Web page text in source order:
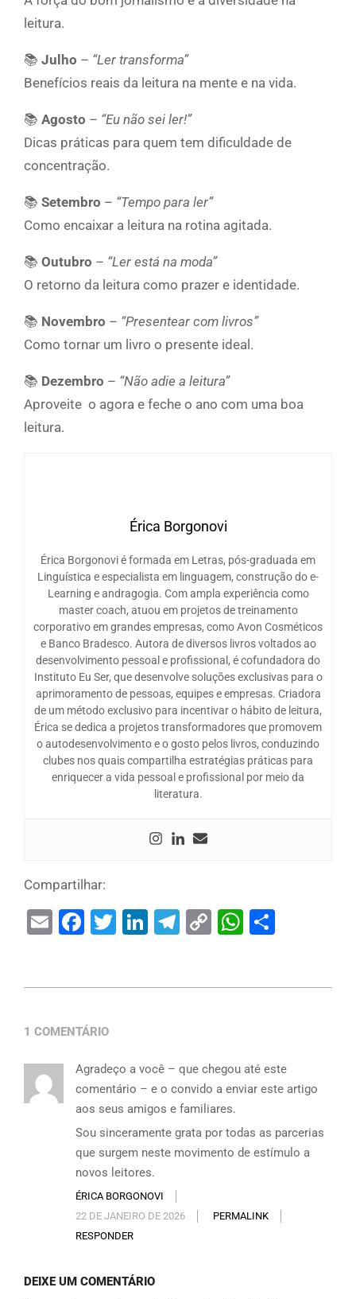
leitura.
📚 Julho – “Ler transforma”
Benefícios reais da leitura na mente e na vida.
📚 Agosto – “Eu não sei ler!”
Dicas práticas para quem tem dificuldade de
concentração.
📚 Setembro – “Tempo para ler”
Como encaixar a leitura na rotina agitada.
📚 Outubro – “Ler está na moda”
O retorno da leitura como prazer e identidade.
📚 Novembro – “Presentear com livros”
Como tornar um livro o presente ideal.
📚 Dezembro – “Não adie a leitura”
Aproveite o agora e feche o ano com uma boa
leitura.
Érica Borgonovi
Érica Borgonovi é formada em Letras, pós-graduada em
Linguística e especialista em linguagem, construção do e-
Learning e andragogia. Com ampla experiência como
master coach, atuou em projetos de treinamento
corporativo em grandes empresas, como Avon Cosméticos
e Banco Bradesco. Autora de diversos livros voltados ao
desenvolvimento pessoal e profissional, é cofundadora do
Instituto Eu Ser, que desenvolve soluções exclusivas para o
aprimoramento de pessoas, equipes e empresas. Criadora
de um método exclusivo para incentivar o hábito de leitura,
Érica se dedica a projetos transformadores que promovem
o autodesenvolvimento e o gosto pelos livros, conduzindo
clubes nos quais compartilha estratégias práticas para
enriquecer a vida pessoal e profissional por meio da
literatura.
Compartilhar:
EmailFacebook
Twitter
LinkedIn
Telegram
Copy
1 COMENTÁRIO
Agradeço a você – que chegou até este
comentário – e o convido a enviar este artigo
aos seus amigos e familiares.
Sou sinceramente grata por todas as parcerias
que surgem neste movimento de estímulo a
novos leitores.
ÉRICA BORGONOVI
22 DE JANEIRO DE 2026
PERMALINK
RESPONDER
DEIXE UM COMENTÁRIO